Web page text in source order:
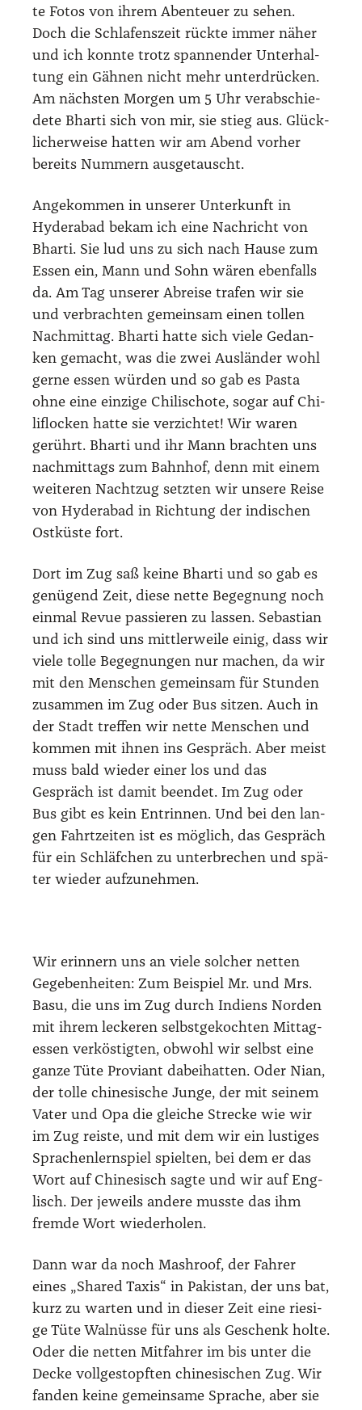
te Fotos von ihrem Aben­teu­er zu sehen.
Doch die Schla­fens­zeit rück­te immer näher
und ich konn­te trotz span­nen­der Unter­hal­
tung ein Gäh­nen nicht mehr unter­drü­cken.
Am nächs­ten Mor­gen um 5 Uhr ver­ab­schie­
de­te Bhar­ti sich von mir, sie stieg aus. Glück­
li­cher­wei­se hat­ten wir am Abend vor­her
bereits Num­mern aus­ge­tauscht.
Ange­kom­men in unse­rer Unter­kunft in
Hyde­r­a­bad bekam ich eine Nach­richt von
Bhar­ti. Sie lud uns zu sich nach Hau­se zum
Essen ein, Mann und Sohn wären eben­falls
da. Am Tag unse­rer Abrei­se tra­fen wir sie
und ver­brach­ten gemein­sam einen tol­len
Nach­mit­tag. Bhar­ti hat­te sich vie­le Gedan­
ken gemacht, was die zwei Aus­län­der wohl
ger­ne essen wür­den und so gab es Pas­ta
ohne eine ein­zi­ge Chi­li­scho­te, sogar auf Chi­
li­flo­cken hat­te sie ver­zich­tet! Wir waren
gerührt. Bhar­ti und ihr Mann brach­ten uns
nach­mit­tags zum Bahn­hof, denn mit einem
wei­te­ren Nacht­zug setz­ten wir unse­re Rei­se
von Hyde­r­a­bad in Rich­tung der indi­schen
Ost­küs­te fort.
Dort im Zug saß kei­ne Bhar­ti und so gab es
genü­gend Zeit, die­se net­te Begeg­nung noch
ein­mal Revue pas­sie­ren zu las­sen. Sebas­ti­an
und ich sind uns mitt­ler­wei­le einig, dass wir
vie­le tol­le Begeg­nun­gen nur machen, da wir
mit den Men­schen gemein­sam für Stun­den
zusam­men im Zug oder Bus sit­zen. Auch in
der Stadt tref­fen wir net­te Men­schen und
kom­men mit ihnen ins Gespräch. Aber meist
muss bald wie­der einer los und das
Gespräch ist damit been­det. Im Zug oder
Bus gibt es kein Ent­rin­nen. Und bei den lan­
gen Fahrt­zei­ten ist es mög­lich, das Gespräch
für ein Schläf­chen zu unter­bre­chen und spä­
ter wie­der auf­zu­neh­men.
Wir erin­nern uns an vie­le sol­cher net­ten
Gege­ben­hei­ten: Zum Bei­spiel Mr. und Mrs.
Basu, die uns im Zug durch Indi­ens Nor­den
mit ihrem lecke­ren selbst­ge­koch­ten Mit­tag­
essen ver­kös­tig­ten, obwohl wir selbst eine
gan­ze Tüte Pro­vi­ant dabei­hat­ten. Oder Nian,
der tol­le chi­ne­si­sche Jun­ge, der mit sei­nem
Vater und Opa die glei­che Stre­cke wie wir
im Zug reis­te, und mit dem wir ein lus­ti­ges
Spra­chen­lern­spiel spiel­ten, bei dem er das
Wort auf Chi­ne­sisch sag­te und wir auf Eng­
lisch. Der jeweils ande­re muss­te das ihm
frem­de Wort wie­der­ho­len.
Dann war da noch Mashro­of, der Fah­rer
eines „Shared Taxis“ in Paki­stan, der uns bat,
kurz zu war­ten und in die­ser Zeit eine rie­si­
ge Tüte Wal­nüs­se für uns als Geschenk hol­te.
Oder die net­ten Mit­fah­rer im bis unter die
Decke voll­ge­stopf­ten chi­ne­si­schen Zug. Wir
fan­den kei­ne gemein­sa­me Spra­che, aber sie